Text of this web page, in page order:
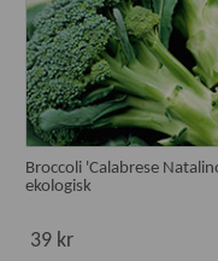
Broccoli 'Calabrese
ekologisk
39 kr